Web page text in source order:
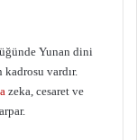
Yunan dini
kadrosu vardır.
zeka, cesaret ve